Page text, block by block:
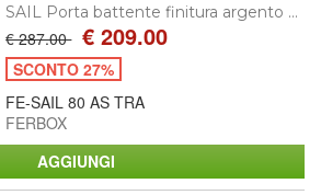
SAIL Porta battente finitura argento ...
€ 287.00 € 209.00
SCONTO 27%
FE-SAIL 80 AS TRA
FERBOX